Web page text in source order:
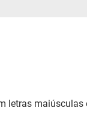
letras maiúsculas